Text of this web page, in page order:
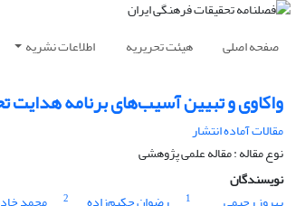
صفحه اصلی هیئت تحریریه اطلاعات نشریه
واکاوی و تبیین آسیب‌های برنامه
مقالات آماده انتشار
نوع مقاله : مقاله علمی پژوهشی
نویسندگان
1
2